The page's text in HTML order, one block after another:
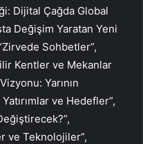
Dijital Çağda Global
Değişim Yaratan Yeni
Sohbetler”,
Kentler ve Mekanlar
Yarının
ve Hedefler”,
ve Teknolojiler”,